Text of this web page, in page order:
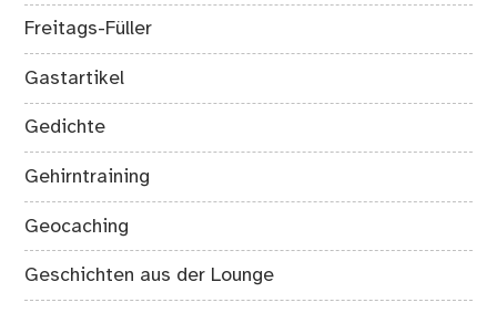
Freitags-Füller
Gastartikel
Gedichte
Gehirntraining
Geocaching
Geschichten aus der Lounge